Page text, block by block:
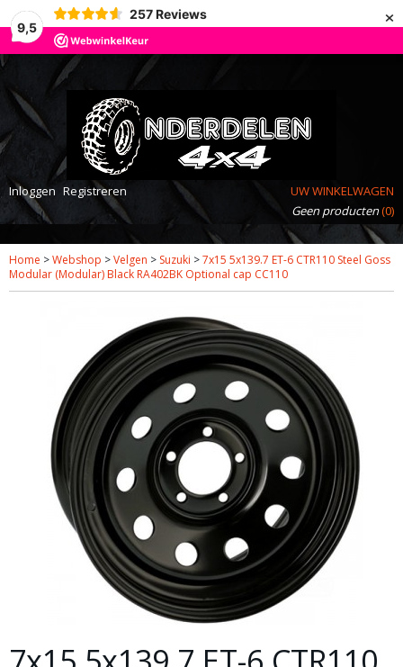
9,5
257 Reviews ×
Inloggen Registreren
UW WINKELWAGEN
Geen producten(0)
Home >Webshop >Velgen > Suzuki >7x15 5x139.7 ET-6 CTR110 Steel Goss
Modular (Modular) Black RA402BK Optional cap CC110